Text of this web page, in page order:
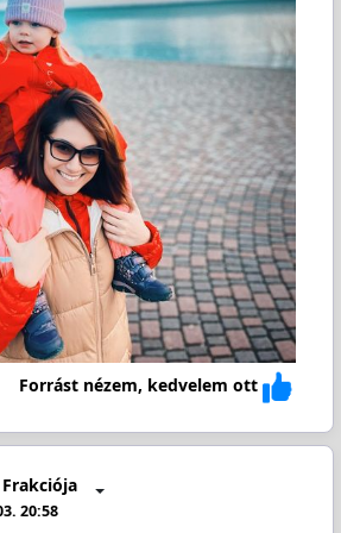
Forrást nézem, kedvelem ott
Frakciója
20:58